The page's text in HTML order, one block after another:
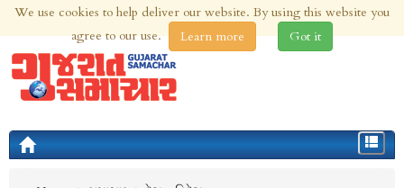
6th Aug 2026 | Updated at 11:53pm 6th Aug 2026
Toggle
We use cookies to help deliver our website. By using this website you
agree to our use.
Learn more Got it